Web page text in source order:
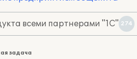
всеми партнерами "1С" 274
задача